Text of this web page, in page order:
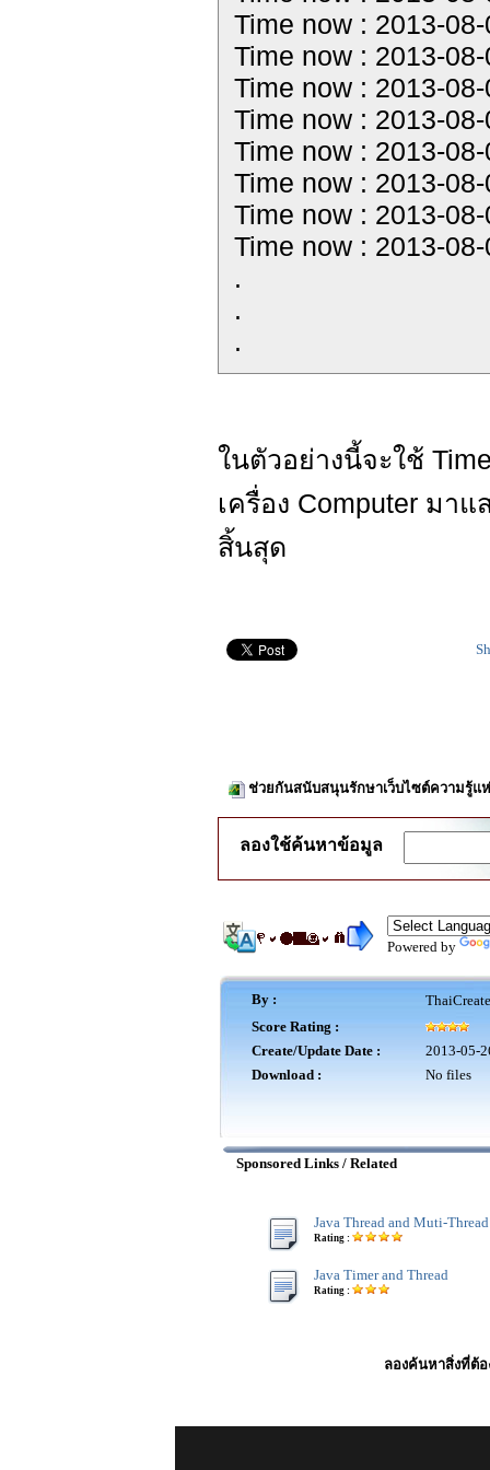
Time now : 2013-
Time now : 2013-
Time now : 2013-
Time now : 2013-
Time now : 2013-
Time now : 2013-
Time now : 2013-
Time now : 2013-
.
.
.
ในตัวอย่างนี้จะใช้
เครื่อง Computer มา
สิ้นสุด
ช่วยกันสนับสนุนรักษาเว็บไซต์ความรู้แ
ลองใช้ค้นหาข้อมูล
Powered by
By :
Score Rating :
Create/Update Date :
2013-05-
Download :
No files
Sponsored Links / Related
Java Thread and Muti-
Rating :
Java Timer and Thread
Rating :
ลองค้นหาสิ่งที่ต้อ